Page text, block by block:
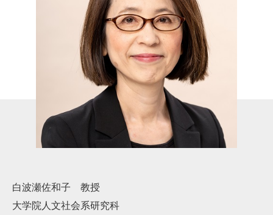
白波瀬佐和子 教授
大学院人文社会系研究科